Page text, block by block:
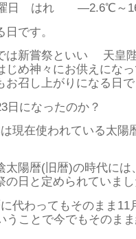
曜日 はれ ―2.6℃～
です。
は新嘗祭といい 天皇
じめ神々にお供えにな
お召し上がりになる日
日になったのか？
現在使われている太陽
太陽暦(旧暦)の時代には
の日と定められていま
代わってもそのまま11
うことで今でもそのま